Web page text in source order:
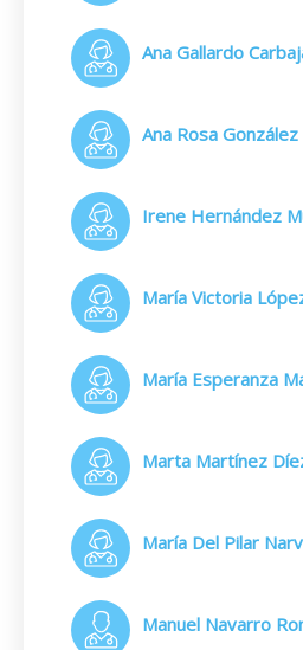
Ana Gallardo
Ana Rosa
Irene Hernández
María Victoria
María Esperanza
Marta Martínez
María Del Pilar
Manuel Navarro